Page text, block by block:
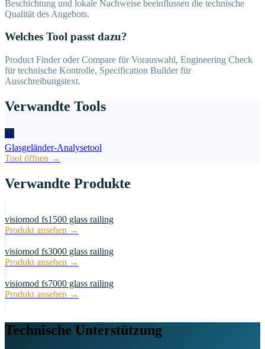
Beschichtung und lokale Nachweise beeinflussen die technische
Qualität des Angebots.
Welches Tool passt dazu?
Product Finder oder Compare für Vorauswahl, Engineering Check
für technische Kontrolle, Specification Builder für
Ausschreibungstext.
Verwandte Tools
📊
Glasgeländer-Analysetool
Tool öffnen →
Verwandte Produkte
visiomod fs1500 glass railing
Produkt ansehen →
visiomod fs3000 glass railing
Produkt ansehen →
visiomod fs7000 glass railing
Produkt ansehen →
Technische Unterstützung